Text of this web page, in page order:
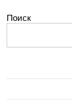
Поиск